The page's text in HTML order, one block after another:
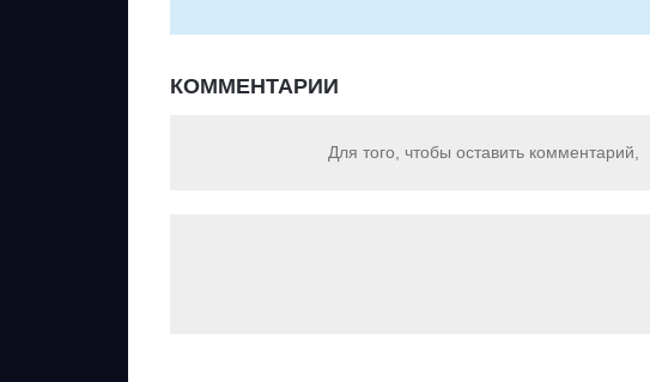
КОММЕНТАРИИ
Для того, чтобы оставить комментарий,